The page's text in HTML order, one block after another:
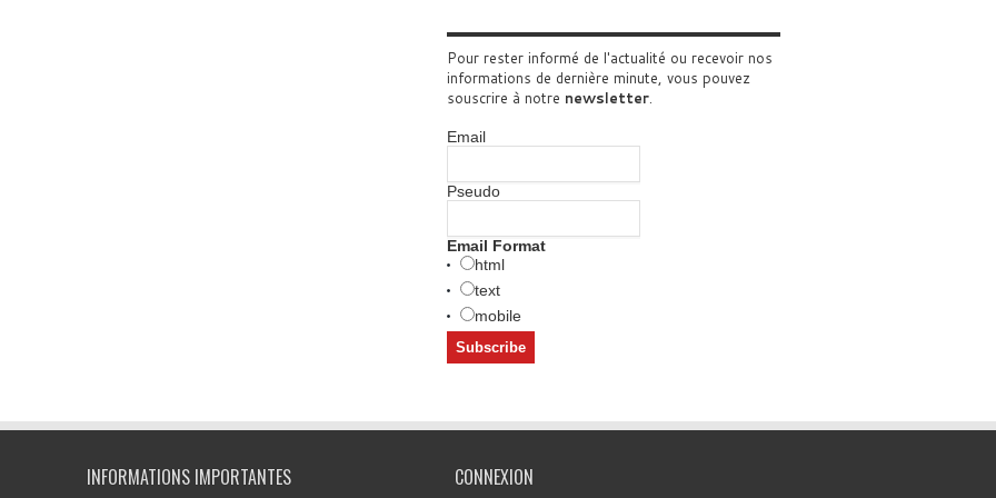
Pour rester informé de l'actualité ou recevoir nos
informations de dernière minute, vous pouvez
souscrire à notre newsletter.
Email
Pseudo
Email Format
html
text
mobile
INFORMATIONS IMPORTANTES CONNEXION